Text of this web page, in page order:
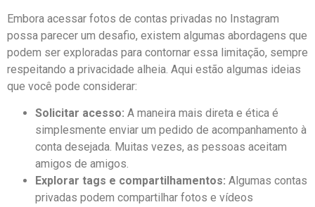
Embora acessar fotos de contas privadas no Instagram
‌possa parecer um desafio, existem algumas abordagens que
podem ser⁣ exploradas para contornar essa limitação, sempre
respeitando a privacidade alheia. Aqui estão algumas ⁣ideias
que ‍você pode considerar:
Solicitar acesso: A maneira ​mais direta e ética é
simplesmente enviar um pedido de acompanhamento ⁢à
conta desejada. Muitas ⁢vezes, as pessoas aceitam
amigos de amigos.
Explorar tags e compartilhamentos: Algumas contas
privadas podem compartilhar fotos e vídeos